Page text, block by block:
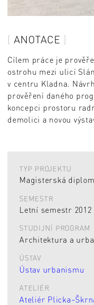
ANOTACE
Cílem práce je
ostrohu mezi ulicí
v centru Kladna.
prověření daného
koncepci prostoru
demolici a novou
TYP PROJEKTU
Magisterská
SEMESTR
Letní semestr 2012
STUDIJNÍ PROGRAM
Architektura a
ÚSTAV
Ústav urbanismu
ATELIÉR
Ateliér